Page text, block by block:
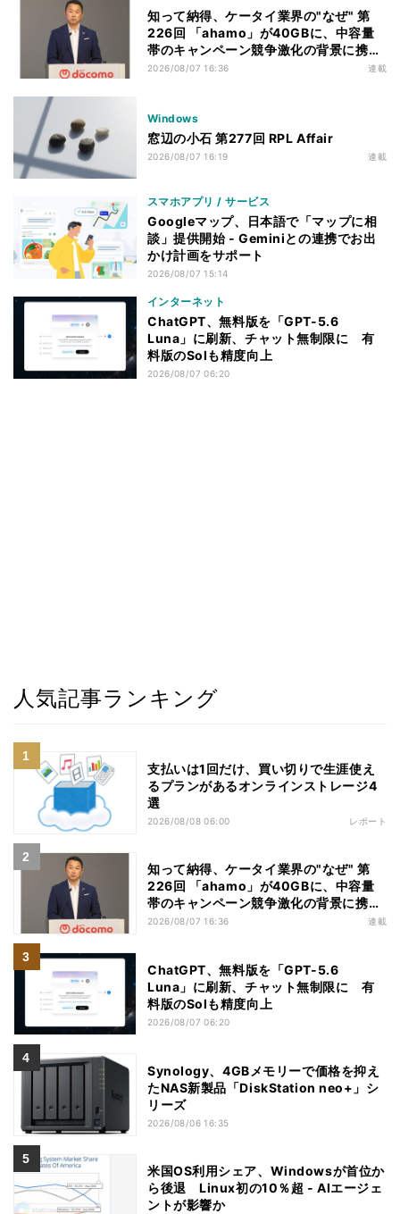
知って納得、ケータイ業界の"なぜ" 第
226回 「ahamo」が40GBに、中容量
帯のキャンペーン競争激化の背景に携帯
各社の“迷い”あり
2026/08/07 16:36 連載
Windows
窓辺の小石 第277回 RPL Affair
2026/08/07 16:19 連載
スマホアプリ / サービス
Googleマップ、日本語で「マップに相
談」提供開始 - Geminiとの連携でお出
かけ計画をサポート
2026/08/07 15:14
インターネット
ChatGPT、無料版を「GPT-5.6
Luna」に刷新、チャット無制限に 有
料版のSolも精度向上
2026/08/07 06:20
人気記事ランキング
支払いは1回だけ、買い切りで生涯使え
るプランがあるオンラインストレージ4
選
2026/08/08 06:00 レポート
知って納得、ケータイ業界の"なぜ" 第
226回 「ahamo」が40GBに、中容量
帯のキャンペーン競争激化の背景に携帯
各社の“迷い”あり
2026/08/07 16:36 連載
ChatGPT、無料版を「GPT-5.6
Luna」に刷新、チャット無制限に 有
料版のSolも精度向上
2026/08/07 06:20
Synology、4GBメモリーで価格を抑え
たNAS新製品「DiskStation neo+」シ
リーズ
2026/08/06 16:35
米国OS利用シェア、Windowsが首位か
ら後退 Linux初の10％超 - AIエージェ
ントが影響か